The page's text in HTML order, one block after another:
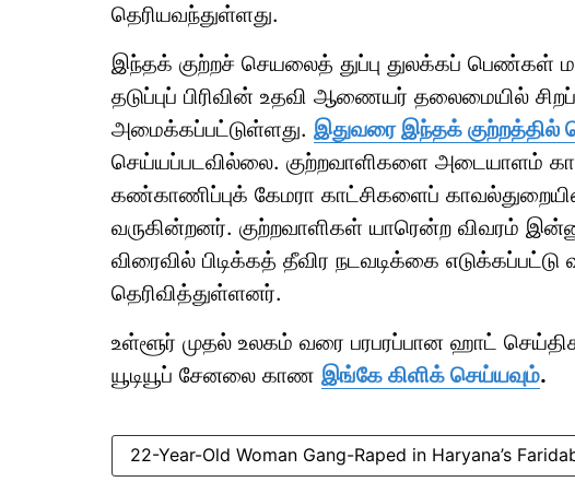
தெரியவந்துள்ளது.
இந்தக் குற்றச் செயலைத் துப்பு துலக்கப் பெண்கள்
தடுப்புப் பிரிவின் உதவி ஆணையர் தலைமையில்
அமைக்கப்பட்டுள்ளது. இதுவரை இந்தக் குற்றத்தில்
செய்யப்படவில்லை. குற்றவாளிகளை அடையாளம்
கண்காணிப்புக் கேமரா காட்சிகளைப்
வருகின்றனர். குற்றவாளிகள் யாரென்ற விவரம்
விரைவில் பிடிக்கத் தீவிர நடவடிக்கை
தெரிவித்துள்ளனர்.
உள்ளூர் முதல் உலகம் வரை பரபரப்பான ஹாட்
யூடியூப் சேனலை காண இங்கே கிளிக் செய்யவும்.
22-Year-Old Woman Gang-Raped in Haryana’s